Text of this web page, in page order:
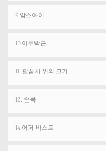
9.암스아이
10.이두박근
11. 팔꿈치 위의 크기
12. 손목
14.어퍼 바스트